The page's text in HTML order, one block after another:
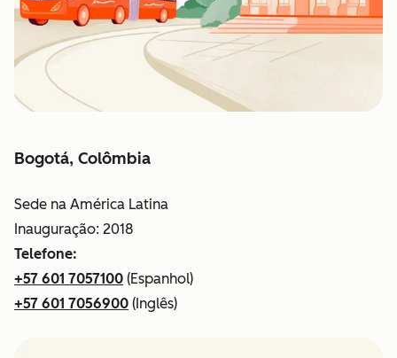
Bogotá, Colômbia
Sede na América Latina
Inauguração: 2018
Telefone:
+57 601 7057100 (Espanhol)
+57 601 7056900 (Inglês)